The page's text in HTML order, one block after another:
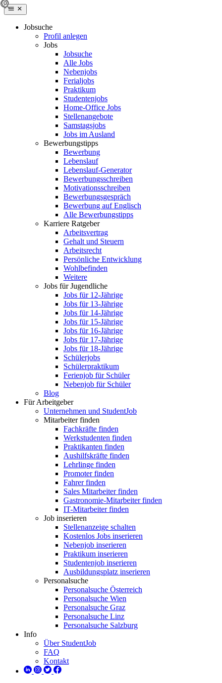
Jobsuche
Profil anlegen
Jobs
Jobsuche
Alle Jobs
Nebenjobs
Ferialjobs
Praktikum
Studentenjobs
Home-Office Jobs
Stellenangebote
Samstagsjobs
Jobs im Ausland
Bewerbungstipps
Bewerbung
Lebenslauf
Lebenslauf-Generator
Bewerbungsschreiben
Motivationsschreiben
Bewerbungsgespräch
Bewerbung auf Englisch
Alle Bewerbungstipps
Karriere Ratgeber
Arbeitsvertrag
Gehalt und Steuern
Arbeitsrecht
Persönliche Entwicklung
Wohlbefinden
Weitere
Jobs für Jugendliche
Jobs für 12-Jährige
Jobs für 13-Jährige
Jobs für 14-Jährige
Jobs für 15-Jährige
Jobs für 16-Jährige
Jobs für 17-Jährige
Jobs für 18-Jährige
Schülerjobs
Schülerpraktikum
Ferienjob für Schüler
Nebenjob für Schüler
Blog
Für Arbeitgeber
Unternehmen und StudentJob
Mitarbeiter finden
Fachkräfte finden
Werkstudenten finden
Praktikanten finden
Aushilfskräfte finden
Lehrlinge finden
Promoter finden
Fahrer finden
Sales Mitarbeiter finden
Gastronomie-Mitarbeiter finden
IT-Mitarbeiter finden
Job inserieren
Stellenanzeige schalten
Kostenlos Jobs inserieren
Nebenjob inserieren
Praktikum inserieren
Studentenjob inserieren
Ausbildungsplatz inserieren
Personalsuche
Personalsuche Österreich
Personalsuche Wien
Personalsuche Graz
Personalsuche Linz
Personalsuche Salzburg
Info
Über StudentJob
FAQ
Kontakt